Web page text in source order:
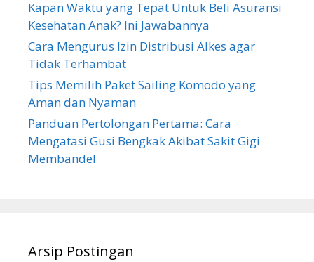
Kapan Waktu yang Tepat Untuk Beli Asuransi
Kesehatan Anak? Ini Jawabannya
Cara Mengurus Izin Distribusi Alkes agar
Tidak Terhambat
Tips Memilih Paket Sailing Komodo yang
Aman dan Nyaman
Panduan Pertolongan Pertama: Cara
Mengatasi Gusi Bengkak Akibat Sakit Gigi
Membandel
Arsip Postingan